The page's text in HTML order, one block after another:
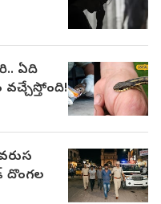
ఏది
వచ్చేస్తోంది!
దొంగల